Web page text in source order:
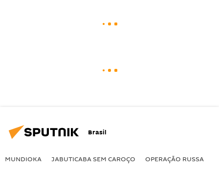
Brasil
MUNDIOKA JABUTICABA SEM CAROÇO OPERAÇÃO RUSSA